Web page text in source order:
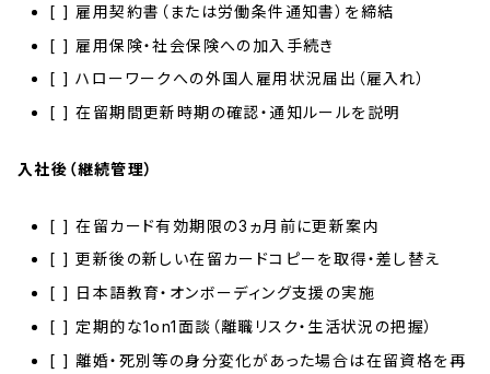
[ ] 雇用契約書（または労働条件通知書）を締結
[ ] 雇用保険・社会保険への加入手続き
[ ] ハローワークへの外国人雇用状況届出（雇入れ）
[ ] 在留期間更新時期の確認・通知ルールを説明
入社後（継続管理）
[ ] 在留カード有効期限の3ヵ月前に更新案内
[ ] 更新後の新しい在留カードコピーを取得・差し替え
[ ] 日本語教育・オンボーディング支援の実施
[ ] 定期的な1on1面談（離職リスク・生活状況の把握）
[ ] 離婚・死別等の身分変化があった場合は在留資格を再